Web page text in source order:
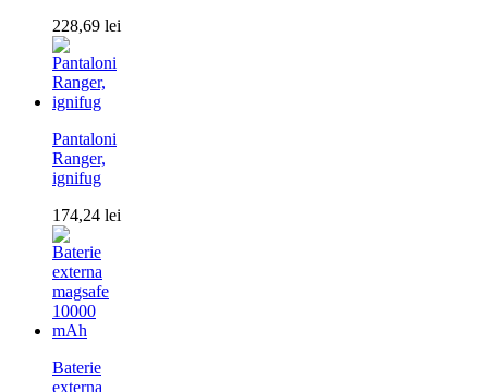
228,69 lei
Pantaloni
Ranger,
ignifug
174,24 lei
Baterie
externa